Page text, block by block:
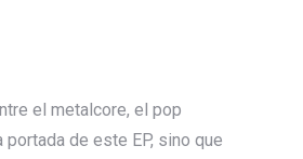
el metalcore, el pop
de este EP, sino que